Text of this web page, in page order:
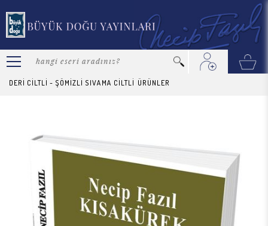
DERİ CİLTLİ - ŞÖMİZLİ SIVAMA CİLTLİ ÜRÜNLER